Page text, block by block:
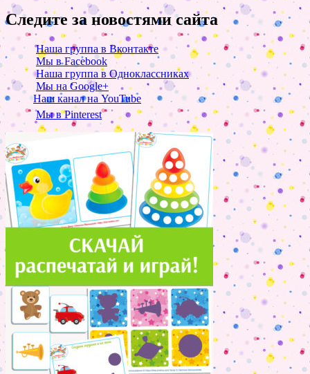
Следите за новостями сайта
Наша группа в Вконтакте
Мы в Facebook
Наша группа в Одноклассниках
Мы на Google+
Наш канал на YouTube
Мы в Pinterest